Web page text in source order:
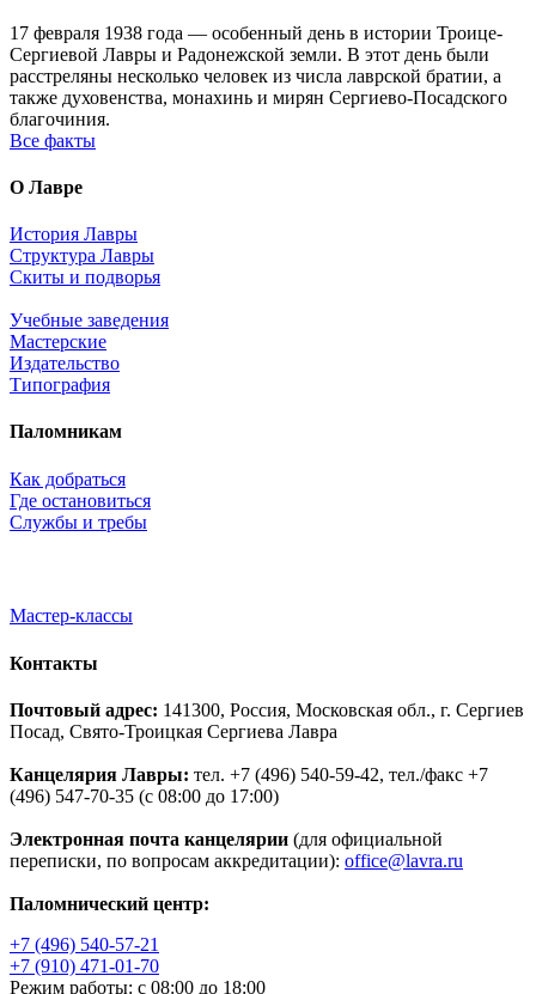
17 февраля 1938 года — особенный день в истории Троице-
Сергиевой Лавры и Радонежской земли. В этот день были
расстреляны несколько человек из числа лаврской братии, а
также духовенства, монахинь и мирян Сергиево-Посадского
благочиния.
Все факты
О Лавре
История Лавры
Структура Лавры
Скиты и подворья
Учебные заведения
Мастерские
Издательство
Типография
Паломникам
Как добраться
Где остановиться
Службы и требы
Мастер-классы
Контакты
Почтовый адрес: 141300, Россия, Московская обл., г. Сергиев
Посад, Свято-Троицкая Сергиева Лавра
Канцелярия Лавры: тел. +7 (496) 540-59-42, тел./факс +7
(496) 547-70-35 (с 08:00 до 17:00)
Электронная почта канцелярии (для официальной
переписки, по вопросам аккредитации): office@lavra.ru
Паломнический центр:
+7 (496) 540-57-21
+7 (910) 471-01-70
Режим работы: с 08:00 до 18:00